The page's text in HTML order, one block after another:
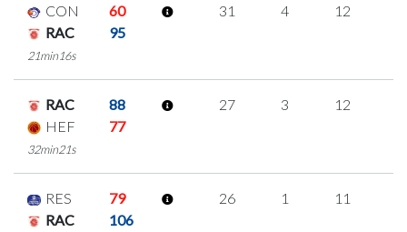
CON
60
RAC
95
21min16s
31 4 12
RAC
88
HEF
77
32min21s
27 3 12
RES
79
RAC
106
26 1 11